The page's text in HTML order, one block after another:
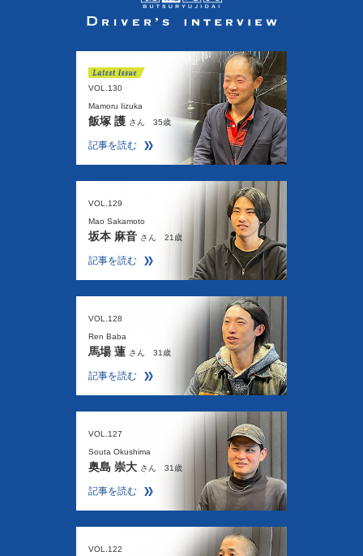
VOL.130
Mamoru Iizuka
飯塚 護 さん 35歳
記事を読む
VOL.129
Mao Sakamoto
坂本 麻音 さん 21歳
記事を読む
VOL.128
Ren Baba
馬場 蓮 さん 31歳
記事を読む
VOL.127
Souta Okushima
奥島 崇大 さん 31歳
記事を読む
VOL.122